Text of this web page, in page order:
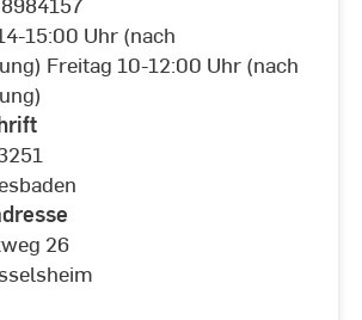
15:00 Uhr (nach
Freitag 10-12:00 Uhr (nach
26